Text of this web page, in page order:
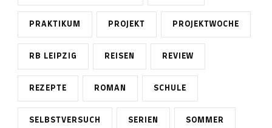
PRAKTIKUM PROJEKT PROJEKTWOCHE
RB LEIPZIG REISEN REVIEW
REZEPTE ROMAN SCHULE
SELBSTVERSUCH SERIEN SOMMER